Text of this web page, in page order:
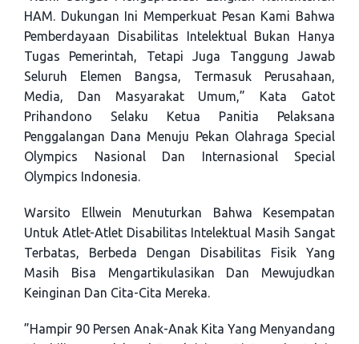
HAM. Dukungan Ini Memperkuat Pesan Kami Bahwa
Pemberdayaan Disabilitas Intelektual Bukan Hanya
Tugas Pemerintah, Tetapi Juga Tanggung Jawab
Seluruh Elemen Bangsa, Termasuk Perusahaan,
Media, Dan Masyarakat Umum,” Kata Gatot
Prihandono Selaku Ketua Panitia Pelaksana
Penggalangan Dana Menuju Pekan Olahraga Special
Olympics Nasional Dan Internasional Special
Olympics Indonesia.
Warsito Ellwein Menuturkan Bahwa Kesempatan
Untuk Atlet-Atlet Disabilitas Intelektual Masih Sangat
Terbatas, Berbeda Dengan Disabilitas Fisik Yang
Masih Bisa Mengartikulasikan Dan Mewujudkan
Keinginan Dan Cita-Cita Mereka.
”Hampir 90 Persen Anak-Anak Kita Yang Menyandang